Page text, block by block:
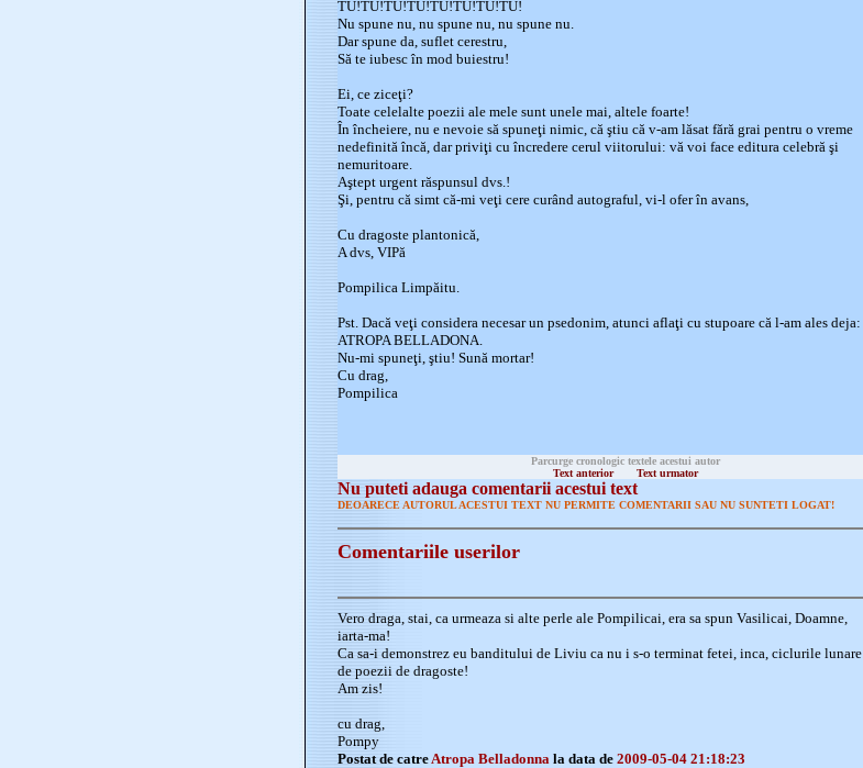
TU!TU!TU!TU!TU!TU!TU!TU!
Nu spune nu, nu spune nu, nu spune nu.
Dar spune da, suflet cerestru,
Să te iubesc în mod buiestru!
Ei, ce ziceţi?
Toate celelalte poezii ale mele sunt unele mai, altele foarte!
În încheiere, nu e nevoie să spuneţi nimic, că ştiu că v-am lăsat fără grai pentru o vreme
nedefinită încă, dar priviţi cu încredere cerul viitorului: vă voi face editura celebră şi
nemuritoare.
Aştept urgent răspunsul dvs.!
Şi, pentru că simt că-mi veţi cere curând autograful, vi-l ofer în avans,
Cu dragoste plantonică,
A dvs, VIPă
Pompilica Limpăitu.
Pst. Dacă veţi considera necesar un psedonim, atunci aflaţi cu stupoare că l-am ales deja:
ATROPA BELLADONA.
Nu-mi spuneţi, ştiu! Sună mortar!
Cu drag,
Pompilica
Parcurge cronologic textele acestui autor
Text anterior
Text urmator
Nu puteti adauga comentarii acestui text
DEOARECE AUTORUL ACESTUI TEXT NU PERMITE COMENTARII SAU NU SUNTETI LOGAT!
Comentariile userilor
Vero draga, stai, ca urmeaza si alte perle ale Pompilicai, era sa spun Vasilicai, Doamne,
iarta-ma!
Ca sa-i demonstrez eu banditului de Liviu ca nu i s-o terminat fetei, inca, ciclurile lunare
de poezii de dragoste!
Am zis!
cu drag,
Pompy
Postat de catreAtropa Belladonna la data de 2009-05-04 21:18:23